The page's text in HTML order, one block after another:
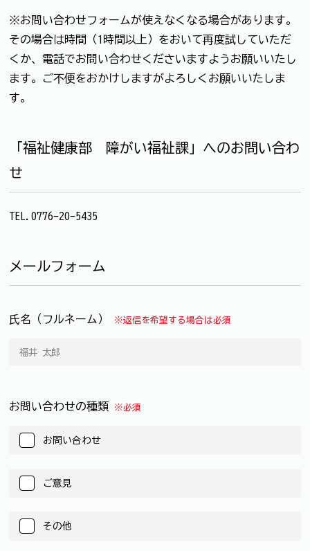
※お問い合わせフォームが使えなくなる場合があります。
その場合は時間（1時間以上）をおいて再度試していただ
くか、電話でお問い合わせくださいますようお願いいたし
ます。ご不便をおかけしますがよろしくお願いいたしま
す。
「福祉健康部 障がい福祉課」へのお問い合わ
せ
TEL.0776-20-5435
メールフォーム
氏名（フルネーム） ※返信を希望する場合は必須
お問い合わせの種類 ※必須
お問い合わせ
ご意見
その他